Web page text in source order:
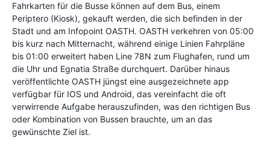
Fahrkarten für die Busse können auf dem Bus, einem
Periptero (Kiosk), gekauft werden, die sich befinden in der
Stadt und am Infopoint OASTH. OASTH verkehren von 05:00
bis kurz nach Mitternacht, während einige Linien Fahrpläne
bis 01:00 erweitert haben Line 78N zum Flughafen, rund um
die Uhr und Egnatia Straße durchquert. Darüber hinaus
veröffentlichte OASTH jüngst eine ausgezeichnete app
verfügbar für IOS und Android, das vereinfacht die oft
verwirrende Aufgabe herauszufinden, was den richtigen Bus
oder Kombination von Bussen brauchte, um an das
gewünschte Ziel ist.